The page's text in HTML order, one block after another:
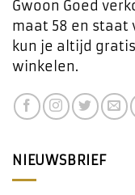
Gwoon Goed
maat 58 en staat
kun je altijd
winkelen.
NIEUWSBRIEF